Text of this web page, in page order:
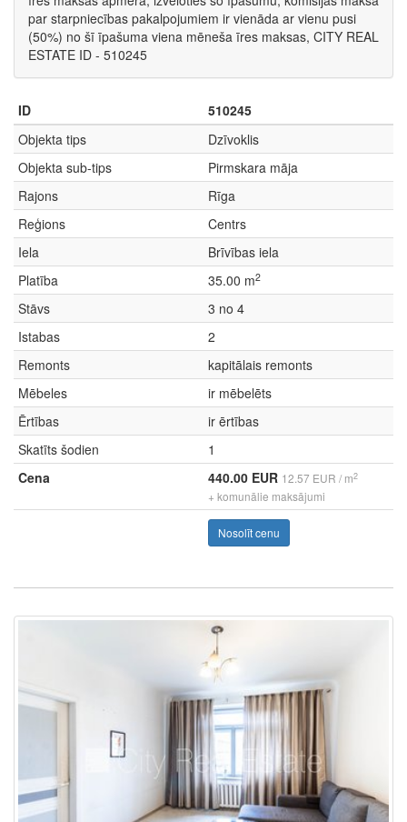
par starpniecības pakalpojumiem ir vienāda ar vienu pusi
(50%) no šī īpašuma viena mēneša īres maksas, CITY REAL
ESTATE ID - 510245
ID
510245
Objekta tips
Dzīvoklis
Objekta sub-tips
Pirmskara māja
Rajons
Rīga
Reģions
Centrs
Iela
Brīvības iela
Platība
35.00 m2
Stāvs
3 no 4
Istabas
2
Remonts
kapitālais remonts
Mēbeles
ir mēbelēts
Ērtības
ir ērtības
Skatīts šodien
1
Cena
440.00 EUR 12.57 EUR / m2
+ komunālie maksājumi
Nosolīt cenu